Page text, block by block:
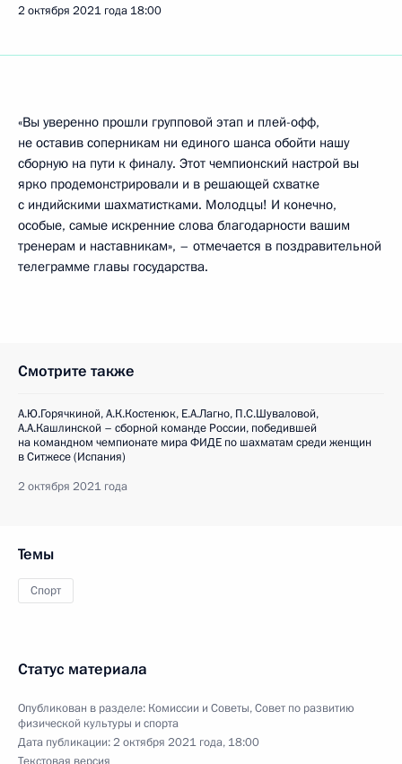
2 октября 2021 года 18:00
«Вы уверенно прошли групповой этап и плей-офф,
не оставив соперникам ни единого шанса обойти нашу
сборную на пути к финалу. Этот чемпионский настрой вы
ярко продемонстрировали и в решающей схватке
с индийскими шахматистками. Молодцы! И конечно,
особые, самые искренние слова благодарности вашим
тренерам и наставникам», – отмечается в поздравительной
телеграмме главы государства.
Смотрите также
А.Ю.Горячкиной, А.К.Костенюк, Е.А.Лагно, П.С.Шуваловой,
А.А.Кашлинской – cборной команде России, победившей
на командном чемпионате мира ФИДЕ по шахматам среди женщин
в Ситжесе (Испания)
2 октября 2021 года
Темы
Спорт
Статус материала
Опубликован в разделе: Комиссии и Советы,Совет по развитию
физической культуры и спорта
Дата публикации:2 октября 2021 года, 18:00